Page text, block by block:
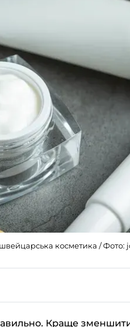
косметика / Фото:
Краще зменшити